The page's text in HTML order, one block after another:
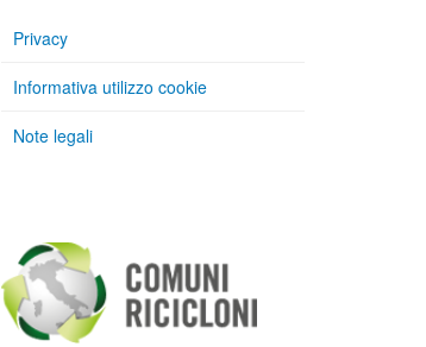
Privacy
Informativa utilizzo cookie
Note legali